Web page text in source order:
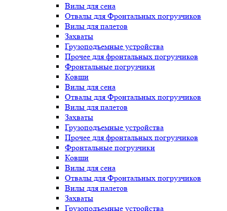
Вилы для сена
Отвалы для Фронтальных погрузчиков
Вилы для палетов
Захваты
Грузоподъемные устройства
Прочее для фронтальных погрузчиков
Фронтальные погрузчики
Ковши
Вилы для сена
Отвалы для Фронтальных погрузчиков
Вилы для палетов
Захваты
Грузоподъемные устройства
Прочее для фронтальных погрузчиков
Фронтальные погрузчики
Ковши
Вилы для сена
Отвалы для Фронтальных погрузчиков
Вилы для палетов
Захваты
Грузоподъемные устройства